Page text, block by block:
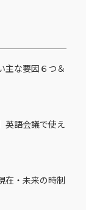
主な要因６つ＆
英語会議で使え
在・未来の時制